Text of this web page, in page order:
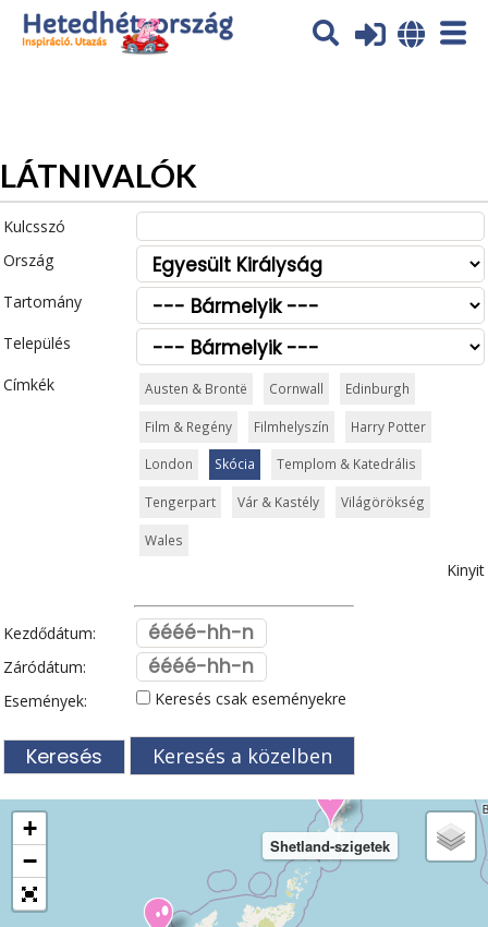
Az oldal sütiket (cookies) használ. További tájékoztatás itt:
Adatvédelmi tájékoztató
LÁTNIVALÓK
Kulcsszó
Ország
Tartomány
Település
Címkék
Austen & Brontë Cornwall Edinburgh
Film & Regény Filmhelyszín Harry Potter
London Skócia Templom & Katedrális
Tengerpart Vár & Kastély Világörökség
Wales
Kinyit
Kezdődátum:
Záródátum:
Események:
Keresés csak eseményekre
Keresés a közelben
Shetland-szigetek
+
−